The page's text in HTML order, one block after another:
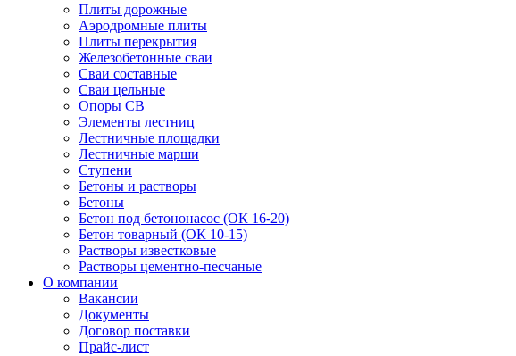
Плиты дорожные
Аэродромные плиты
Плиты перекрытия
Железобетонные сваи
Сваи составные
Сваи цельные
Опоры СВ
Элементы лестниц
Лестничные площадки
Лестничные марши
Ступени
Бетоны и растворы
Бетоны
Бетон под бетононасос (ОК 16-20)
Бетон товарный (ОК 10-15)
Растворы известковые
Растворы цементно-песчаные
О компании
Вакансии
Документы
Договор поставки
Прайс-лист